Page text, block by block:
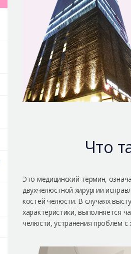
Что
Это медицинский термин,
двухчелюстной хирургии
костей челюсти. В случаях
характеристики, выполняется
челюсти, устранения проблем